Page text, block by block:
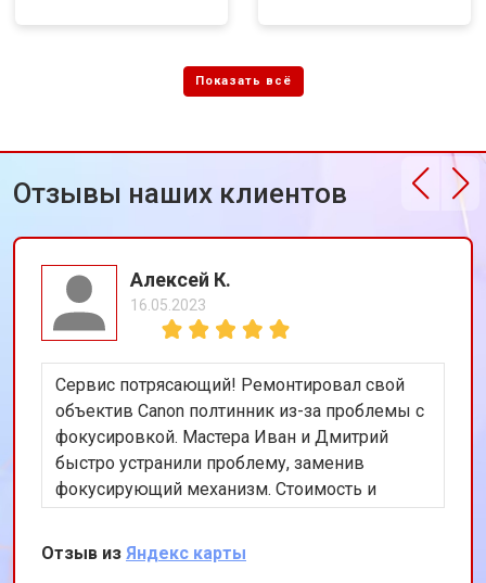
Отзывы наших клиентов
Алексей К.
16.05.2023
Сервис потрясающий! Ремонтировал свой
объектив Canon полтинник из-за проблемы с
фокусировкой. Мастера Иван и Дмитрий
быстро устранили проблему, заменив
фокусирующий механизм. Стоимость и
качество ремонта меня полностью устроили.
Отличное обслуживание, рекомендую этот
Отзыв из Яндекс карты